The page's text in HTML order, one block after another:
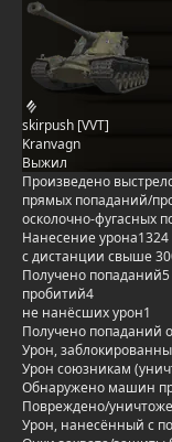
skirpush [VVT]
Kranvagn
Выжил
Произведено
прямых попаданий/
осколочно-фугасных
Нанесение урона1324
с дистанции свыше
Получено попаданий5
пробитий4
не нанёсших урон1
Получено попаданий
Урон,
Урон союзникам
Обнаружено машин
Повреждено/
Урон, нанесённый с